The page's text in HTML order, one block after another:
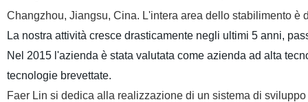
Changzhou, Jiangsu, Cina. L'intera area dello stabilimento è
La nostra attività cresce drasticamente negli ultimi 5 anni,
Nel 2015 l'azienda è stata valutata come azienda ad alta
tecnologie brevettate.
Faer Lin si dedica alla realizzazione di un sistema di